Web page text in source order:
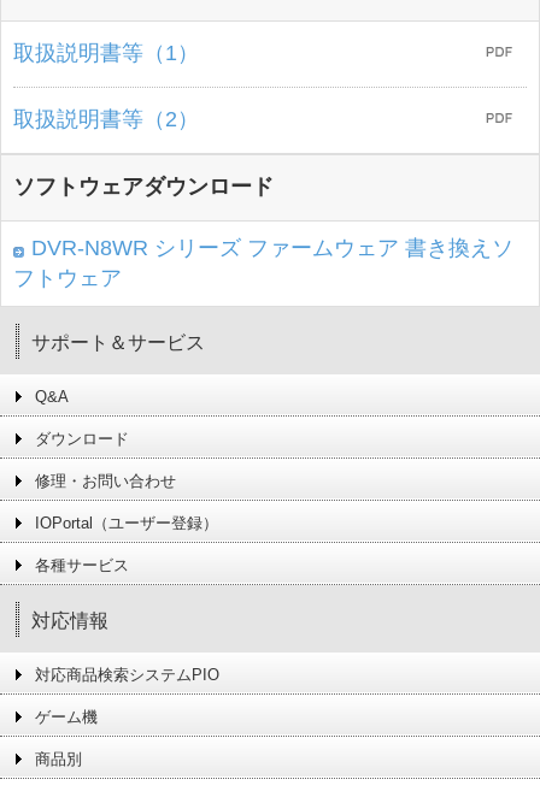
取扱説明書等（1）
取扱説明書等（2）
ソフトウェアダウンロード
DVR-N8WR シリーズ ファームウェア 書き換えソ
フトウェア
サポート＆サービス
Q&A
ダウンロード
修理・お問い合わせ
IOPortal（ユーザー登録）
各種サービス
対応情報
対応商品検索システムPIO
ゲーム機
商品別